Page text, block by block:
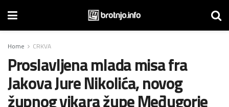
Home CRKVA
Proslavljena mlada misa fra
Jakova Jure Nikolića, novog
župnog vikara župe Međugorje